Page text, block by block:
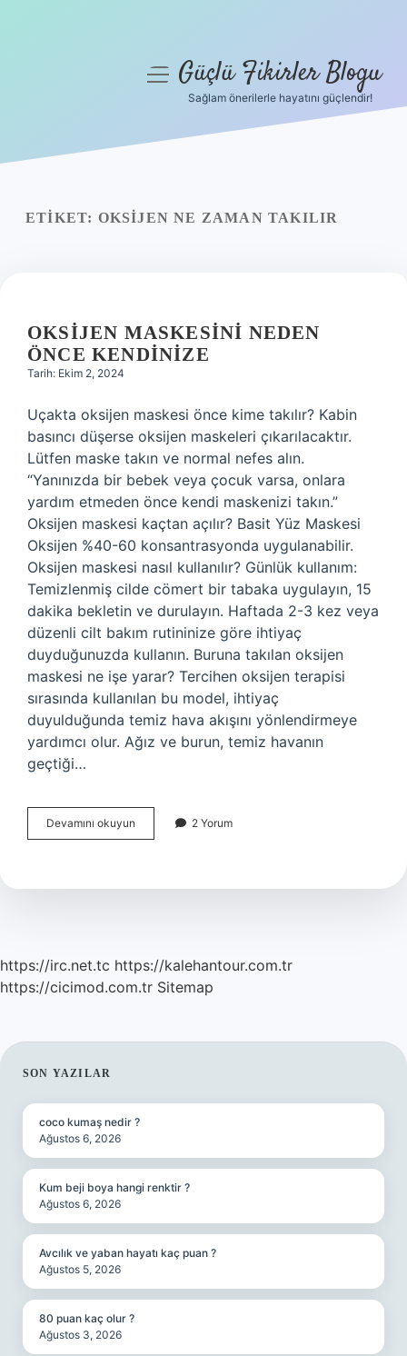
Yasal Uyarı
menüyüGüçlü Fikirler Blogu
Sağlam önerilerle hayatını güçlendir!
ETIKET: OKSIJEN NE ZAMAN TAKILIR
OKSIJEN MASKESINI NEDEN
ÖNCE KENDINIZE
Tarih: Ekim 2, 2024
Uçakta oksijen maskesi önce kime takılır? Kabin
basıncı düşerse oksijen maskeleri çıkarılacaktır.
Lütfen maske takın ve normal nefes alın.
“Yanınızda bir bebek veya çocuk varsa, onlara
yardım etmeden önce kendi maskenizi takın.”
Oksijen maskesi kaçtan açılır? Basit Yüz Maskesi
Oksijen %40-60 konsantrasyonda uygulanabilir.
Oksijen maskesi nasıl kullanılır? Günlük kullanım:
Temizlenmiş cilde cömert bir tabaka uygulayın, 15
dakika bekletin ve durulayın. Haftada 2-3 kez veya
düzenli cilt bakım rutininize göre ihtiyaç
duyduğunuzda kullanın. Buruna takılan oksijen
maskesi ne işe yarar? Tercihen oksijen terapisi
sırasında kullanılan bu model, ihtiyaç
duyulduğunda temiz hava akışını yönlendirmeye
yardımcı olur. Ağız ve burun, temiz havanın
geçtiği…
Devamını okuyun
Maskesini
Kendinize
2 Yorum
https://irc.net.tc https://kalehantour.com.tr
https://cicimod.com.tr Sitemap
SIDEBAR
SON YAZILAR
coco kumaş nedir ?
Ağustos 6, 2026
Kum beji boya hangi renktir ?
Ağustos 6, 2026
Avcılık ve yaban hayatı kaç puan ?
Ağustos 5, 2026
80 puan kaç olur ?
Ağustos 3, 2026